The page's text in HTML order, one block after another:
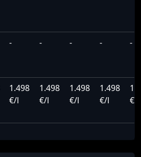
- - - - -
1.498
€/l
1.498
€/l
1.498
€/l
1.498
€/l
€/l